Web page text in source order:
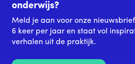
onderwijs?
Meld je aan voor onze
6 keer per jaar en staat vol
verhalen uit de praktijk.